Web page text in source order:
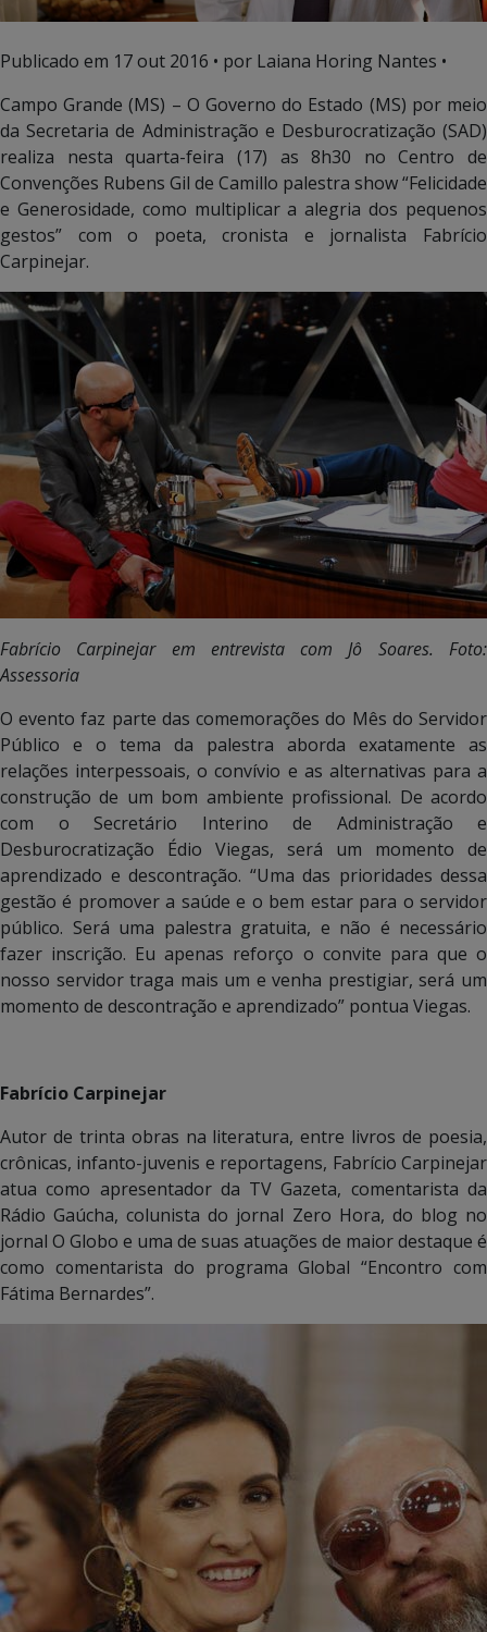
Publicado em 17 out 2016 • por Laiana Horing Nantes •
Campo Grande (MS) – O Governo do Estado (MS) por meio
da Secretaria de Administração e Desburocratização (SAD)
realiza nesta quarta-feira (17) as 8h30 no Centro de
Convenções Rubens Gil de Camillo palestra show “Felicidade
e Generosidade, como multiplicar a alegria dos pequenos
gestos” com o poeta, cronista e jornalista Fabrício
Carpinejar.
Fabrício Carpinejar em entrevista com Jô Soares. Foto:
Assessoria
O evento faz parte das comemorações do Mês do Servidor
Público e o tema da palestra aborda exatamente as
relações interpessoais, o convívio e as alternativas para a
construção de um bom ambiente profissional. De acordo
com o Secretário Interino de Administração e
Desburocratização Édio Viegas, será um momento de
aprendizado e descontração. “Uma das prioridades dessa
gestão é promover a saúde e o bem estar para o servidor
público. Será uma palestra gratuita, e não é necessário
fazer inscrição. Eu apenas reforço o convite para que o
nosso servidor traga mais um e venha prestigiar, será um
momento de descontração e aprendizado” pontua Viegas.
Fabrício Carpinejar
Autor de trinta obras na literatura, entre livros de poesia,
crônicas, infanto-juvenis e reportagens, Fabrício Carpinejar
atua como apresentador da TV Gazeta, comentarista da
Rádio Gaúcha, colunista do jornal Zero Hora, do blog no
jornal O Globo e uma de suas atuações de maior destaque é
como comentarista do programa Global “Encontro com
Fátima Bernardes”.